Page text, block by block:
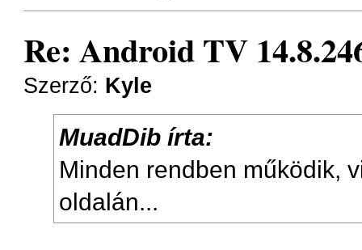
Re: Android TV
Szerző: Kyle
MuadDib írta:
Minden rendben működik,
oldalán...